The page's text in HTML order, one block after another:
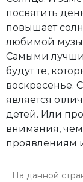
посвятить
повышает
любимой
Самыми
будут те,
воскресенье.
является
детей. Или
внимания,
проявлениям
На данной